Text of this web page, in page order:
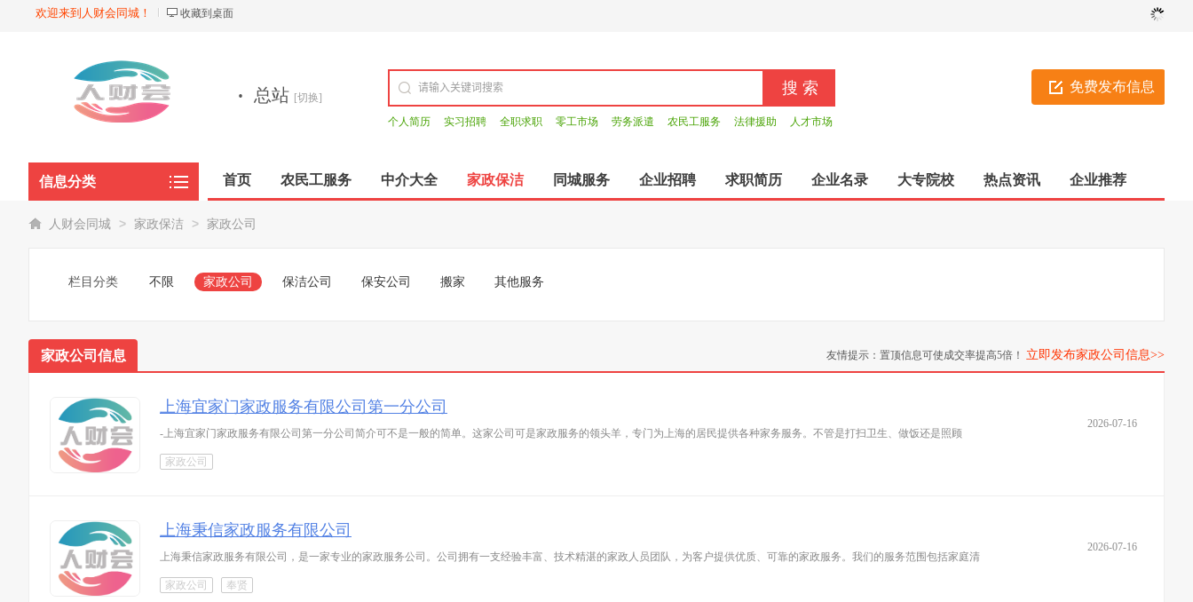
欢迎来到人财会同城！ 收藏到桌面
免费发布信息
· 总站 [切换]
个人简历
实习招聘 全职求职 零工市场 劳务派遣 农民工服务 法律援助 人才市场
信息分类 首页 农民工服务 中介大全 家政保洁 同城服务 企业招聘 求职简历 企业名录 大专院校 热点资讯 企业推荐
商品展示
人财会同城 > 家政保洁 > 家政公司
栏目分类 不限 家政公司 保洁公司 保安公司 搬家 其他服务
家政公司信息 友情提示：置顶信息可使成交率提高5倍！ 立即发布家政公司信息>>
2026-07-16
上海宜家门家政服务有限公司第一分公司
-上海宜家门家政服务有限公司第一分公司简介可不是一般的简单。这家公司可是家政服务的领头羊，专门为上海的居民提供各种家务服务。不管是打扫卫生、做饭还是照顾
家政公司
2026-07-16
上海秉信家政服务有限公司
上海秉信家政服务有限公司，是一家专业的家政服务公司。公司拥有一支经验丰富、技术精湛的家政人员团队，为客户提供优质、可靠的家政服务。我们的服务范围包括家庭清
家政公司 奉贤